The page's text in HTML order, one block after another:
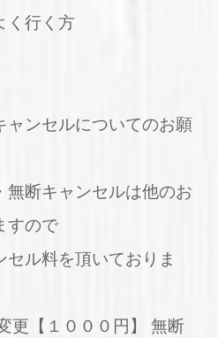
く行く方
ャンセルについてのお願
断キャンセルは他のお
すので
ル料を頂いておりま
更【１０００円】 無断